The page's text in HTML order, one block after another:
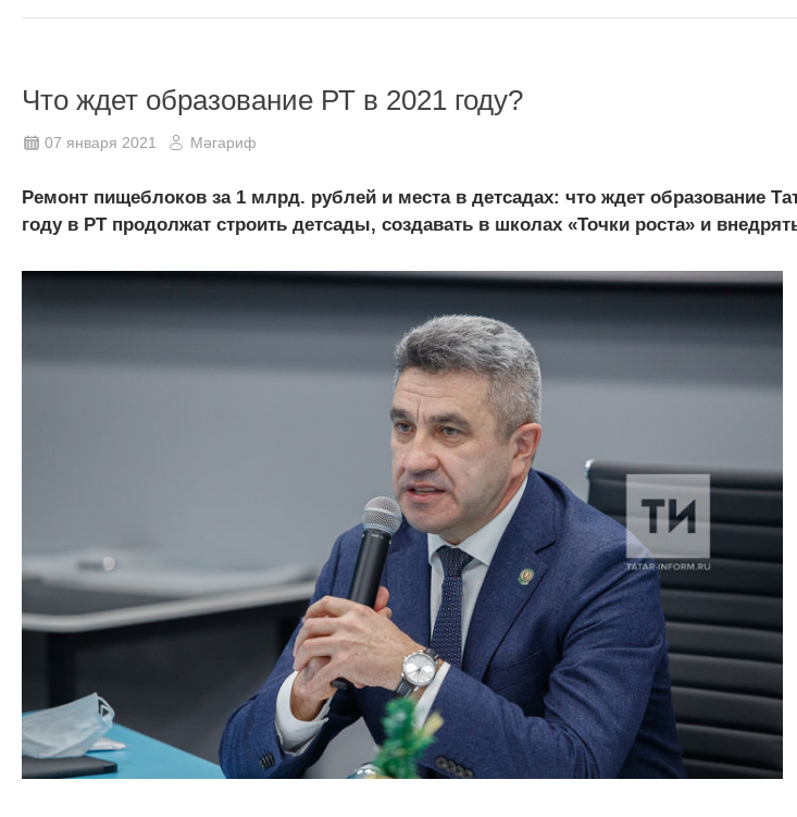
Что ждет образование РТ в 2021 году?
07 января 2021 Мәгариф
Ремонт пищеблоков за 1 млрд. рублей и места в детсадах: что ждет образование
году в РТ продолжат строить детсады, создавать в школах «Точки роста» и